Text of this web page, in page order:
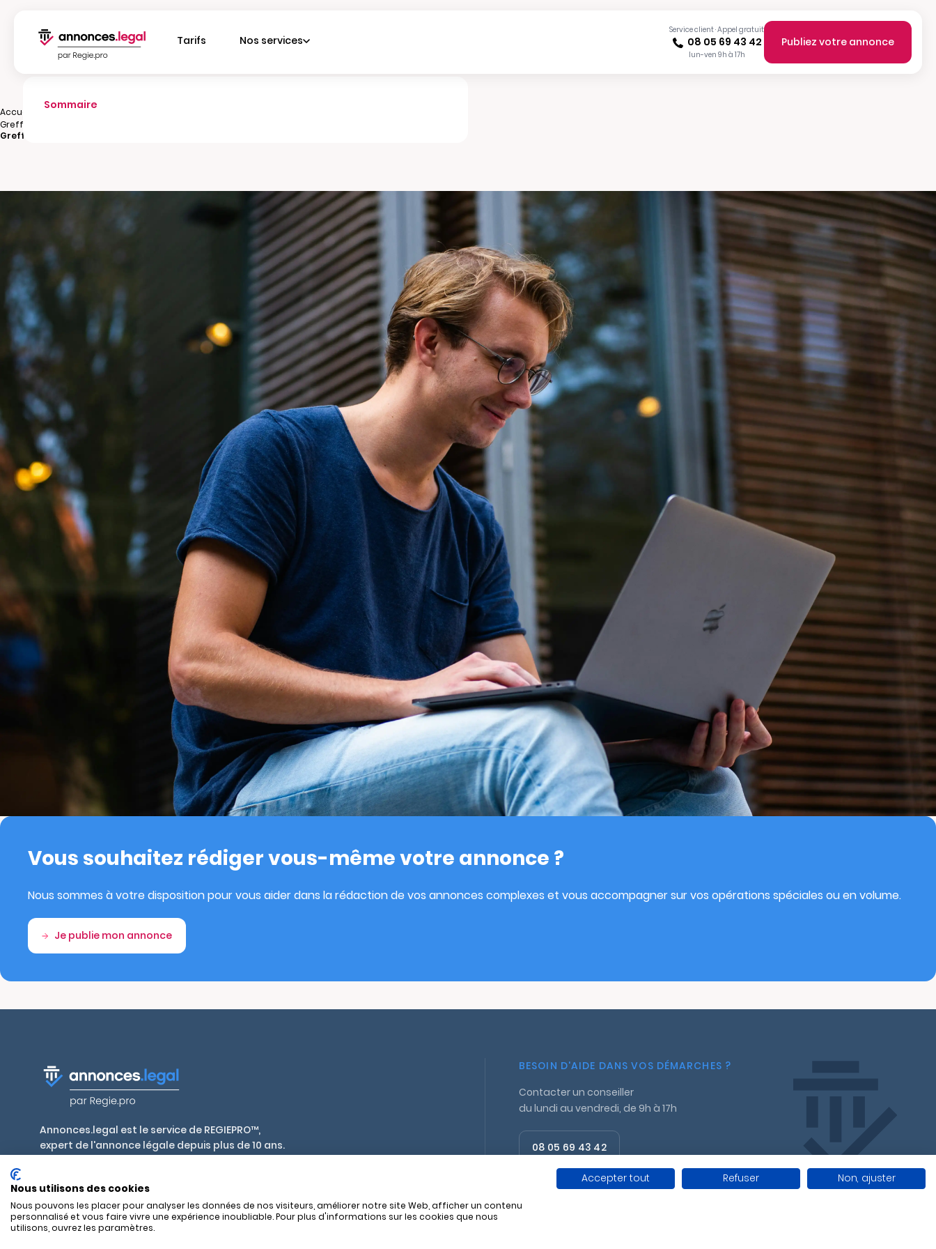
Tarifs Nos services
Service client · Appel gratuit
08 05 69 43 42
lun-ven 9h à 17h
Publiez votre annonce
Accueil
|
Greffes
Greffe
Sommaire
Vous souhaitez rédiger vous-même votre annonce ?
Nous sommes à votre disposition pour vous aider dans la rédaction de vos annonces complexes et vous accompagner sur vos opérations spéciales ou en volume.
Je publie mon annonce
Annonces.legal est le service de REGIEPRO™,
expert de l'annonce légale depuis plus de 10 ans.
habilités en France et outre-mer.
BESOIN D'AIDE DANS VOS DÉMARCHES ?
Contacter un conseiller
du lundi au vendredi, de 9h à 17h
08 05 69 43 42
SAS REGIEPRO - 17 rue Alexandre Mari - 06300 Nice — RCS Nice 811 829 662
Nous utilisons des cookies
Nous pouvons les placer pour analyser les données de nos visiteurs, améliorer notre site Web, afficher un contenu
personnalisé et vous faire vivre une expérience inoubliable. Pour plus d'informations sur les cookies que nous
utilisons, ouvrez les paramètres.
Accepter tout Refuser Non, ajuster